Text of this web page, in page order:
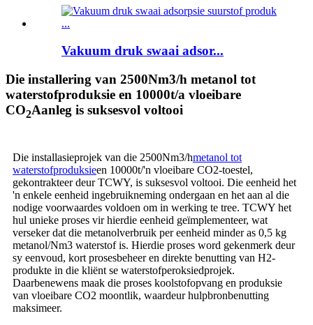
Vakuum druk swaai adsor...
Die installering van 2500Nm3/h metanol tot
waterstofproduksie en 10000t/a vloeibare
CO2Aanleg is suksesvol voltooi
Die installasieprojek van die 2500Nm3/hmetanol tot
waterstofproduksieen 10000t/'n vloeibare CO2-toestel,
gekontrakteer deur TCWY, is suksesvol voltooi. Die eenheid het
'n enkele eenheid ingebruikneming ondergaan en het aan al die
nodige voorwaardes voldoen om in werking te tree. TCWY het
hul unieke proses vir hierdie eenheid geïmplementeer, wat
verseker dat die metanolverbruik per eenheid minder as 0,5 kg
metanol/Nm3 waterstof is. Hierdie proses word gekenmerk deur
sy eenvoud, kort prosesbeheer en direkte benutting van H2-
produkte in die kliënt se waterstofperoksiedprojek.
Daarbenewens maak die proses koolstofopvang en produksie
van vloeibare CO2 moontlik, waardeur hulpbronbenutting
maksimeer.